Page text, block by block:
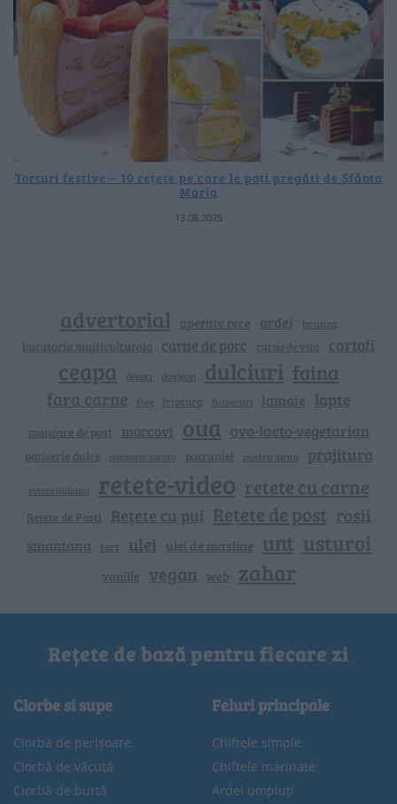
Torturi festive – 10 rețete pe care le poți pregăti de Sfânta
Maria
13.08.2025
advertorial aperitiv rece ardei branza
bucataria multiculturala carne de porc carne de vita cartofi
ceapa desert dovlecei dulciuri faina
fara carne free friptura fursecuri lamaie lapte
mancare de post morcovi oua ovo-lacto-vegetarian
patiserie dulce patiserie sarata patrunjel pentru iarna prajitura
reteta italiana retete-video retete cu carne
Retete de Pasti Rețete cu pui Rețete de post rosii
smantana tort ulei ulei de masline unt usturoi
vanilie vegan web zahar
Rețete de bază pentru fiecare zi
Ciorbe si supe
Ciorba de perișoare
Ciorbă de văcuță
Ciorbă de burtă
Feluri principale
Chiftele simple
Chiftele marinate
Ardei umpluți